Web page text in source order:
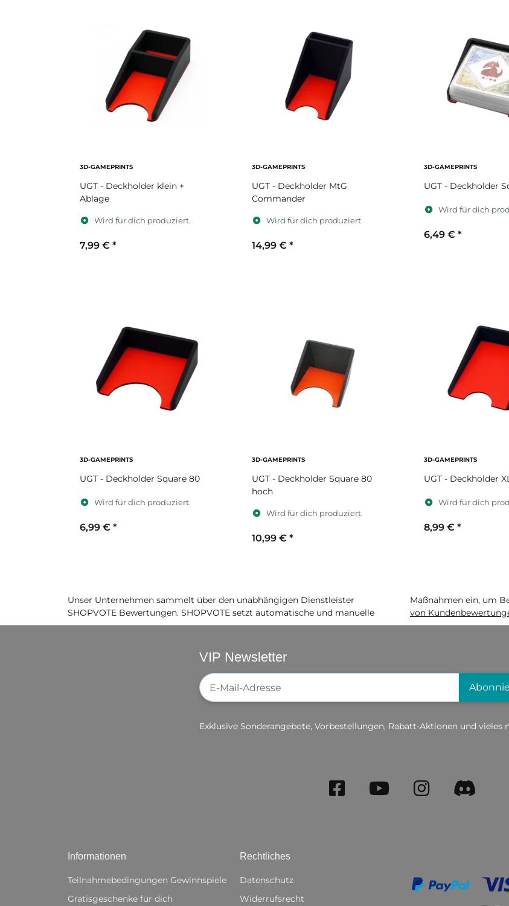
3D-GAMEPRINTS
UGT - Deckholder klein +
Ablage
Wird für dich produziert.
7,99 € *
3D-GAMEPRINTS
UGT - Deckholder MtG
Commander
Wird für dich produziert.
14,99 € *
3D-GAMEPRINTS
UGT - Deckholder
Wird für dich
6,49 € *
3D-GAMEPRINTS
UGT - Deckholder Square 80
Wird für dich produziert.
6,99 € *
3D-GAMEPRINTS
UGT - Deckholder Square 80
hoch
Wird für dich produziert.
10,99 € *
3D-GAMEPRINTS
UGT - Deckholder
Wird für dich
8,99 € *
Unser Unternehmen sammelt über den unabhängigen Dienstleister
SHOPVOTE Bewertungen. SHOPVOTE setzt automatische und manuelle
Maßnahmen ein, um
von
VIP Newsletter
Newsletter-Registrierung
Exklusive Sonderangebote, Vorbestellungen, Rabatt-Aktionen und vieles
Informationen
Teilnahmebedingungen Gewinnspiele
Gratisgeschenke für dich
Rechtliches
Datenschutz
Widerrufsrecht